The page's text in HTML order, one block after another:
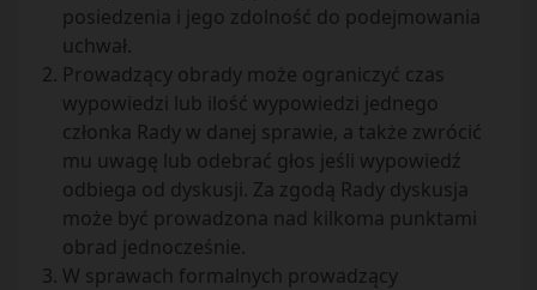
posiedzenia i jego zdolność do podejmowania
uchwał.
Prowadzący obrady może ograniczyć czas
wypowiedzi lub ilość wypowiedzi jednego
członka Rady w danej sprawie, a także zwrócić
mu uwagę lub odebrać głos jeśli wypowiedź
odbiega od dyskusji. Za zgodą Rady dyskusja
może być prowadzona nad kilkoma punktami
obrad jednocześnie.
W sprawach formalnych prowadzący